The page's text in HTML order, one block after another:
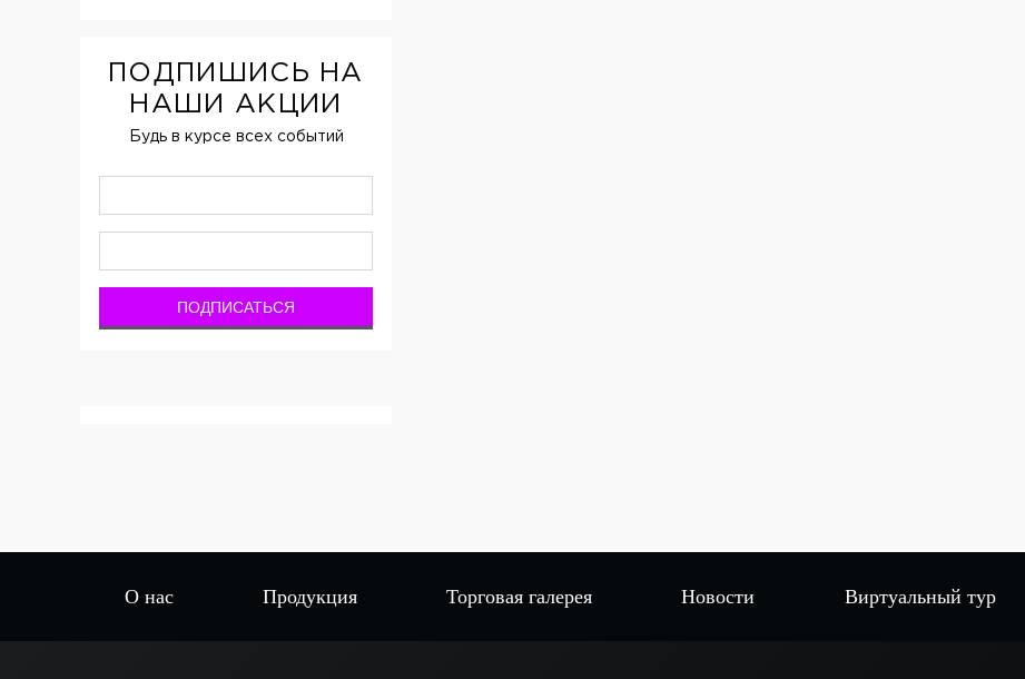
ПОДПИШИСЬ НА
НАШИ АКЦИИ
Будь в курсе всех событий
О нас Продукция Торговая галерея Новости Виртуальный тур